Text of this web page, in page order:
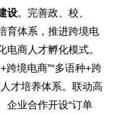
设。完善政、校、
育体系，推进跨境电
电商人才孵化模式。
跨境电商”“多语种+跨
才培养体系。联动高
企业合作开设“订单